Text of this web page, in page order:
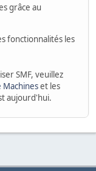
grâce au
fonctionnalités les
SMF, veuillez
Machineset les
aujourd'hui.